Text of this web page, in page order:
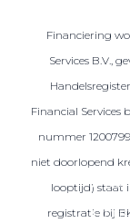
Financiering
Services B.V.,
Financial
nummer
niet doorlopend
looptijd) staat
registratie bij